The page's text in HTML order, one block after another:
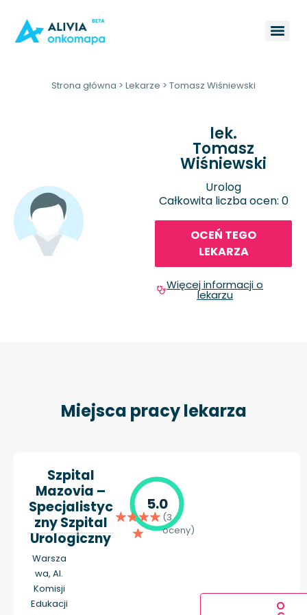
Strona główna > Lekarze > Tomasz Wiśniewski
lek.
Tomasz
Wiśniewski
Urolog
Całkowita liczba ocen: 0
OCEŃ TEGO
LEKARZA
Więcej informacji o
lekarzu
Miejsca pracy lekarza
Szpital
Mazovia –
Specjalistyc
zny Szpital
Urologiczny
Warsza
wa, Al.
Komisji
Edukacji
5.0
(3
oceny)
O